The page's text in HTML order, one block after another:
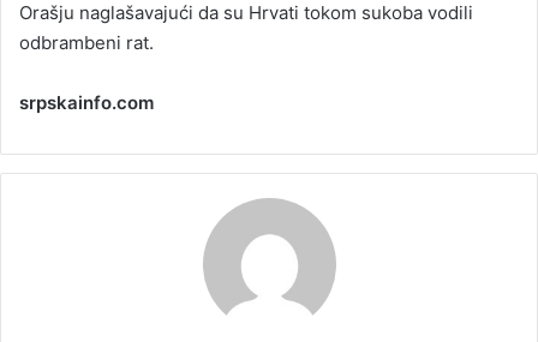
Orašju naglašavajući da su Hrvati tokom sukoba vodili
odbrambeni rat.
srpskainfo.com